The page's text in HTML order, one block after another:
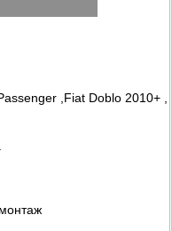
,Fiat Doblo 2010+ ,